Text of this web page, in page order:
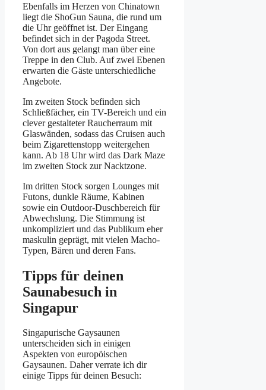
Ebenfalls im Herzen von Chinatown
liegt die ShoGun Sauna, die rund um
die Uhr geöffnet ist. Der Eingang
befindet sich in der Pagoda Street.
Von dort aus gelangt man über eine
Treppe in den Club. Auf zwei Ebenen
erwarten die Gäste unterschiedliche
Angebote.
Im zweiten Stock befinden sich
Schließfächer, ein TV-Bereich und ein
clever gestalteter Raucherraum mit
Glaswänden, sodass das Cruisen auch
beim Zigarettenstopp weitergehen
kann. Ab 18 Uhr wird das Dark Maze
im zweiten Stock zur Nacktzone.
Im dritten Stock sorgen Lounges mit
Futons, dunkle Räume, Kabinen
sowie ein Outdoor-Duschbereich für
Abwechslung. Die Stimmung ist
unkompliziert und das Publikum eher
maskulin geprägt, mit vielen Macho-
Typen, Bären und deren Fans.
Tipps für deinen
Saunabesuch in
Singapur
Singapurische Gaysaunen
unterscheiden sich in einigen
Aspekten von europöischen
Gaysaunen. Daher verrate ich dir
einige Tipps für deinen Besuch: